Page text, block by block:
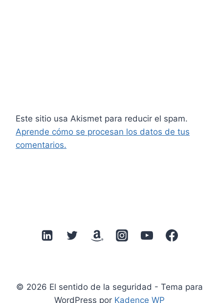
Este sitio usa Akismet para reducir el spam.
Aprende cómo se procesan los datos de tus
comentarios.
© 2026 El sentido de la seguridad - Tema para
WordPress por Kadence WP